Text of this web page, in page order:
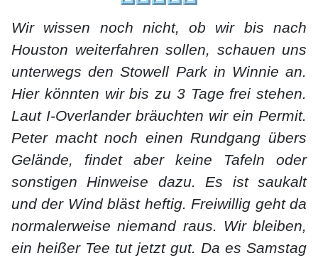
Wir wissen noch nicht, ob wir bis nach
Houston weiterfahren sollen, schauen uns
unterwegs den Stowell Park in Winnie an.
Hier könnten wir bis zu 3 Tage frei stehen.
Laut I-Overlander bräuchten wir ein Permit.
Peter macht noch einen Rundgang übers
Gelände, findet aber keine Tafeln oder
sonstigen Hinweise dazu. Es ist saukalt
und der Wind bläst heftig. Freiwillig geht da
normalerweise niemand raus. Wir bleiben,
ein heißer Tee tut jetzt gut. Da es Samstag